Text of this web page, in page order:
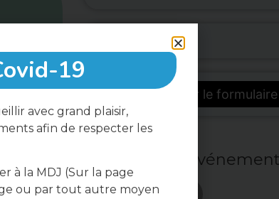
télécharger le
Partager cet événement
19
avec grand plaisir,
afin de respecter les
à la MDJ (Sur la page
ou par tout autre moyen